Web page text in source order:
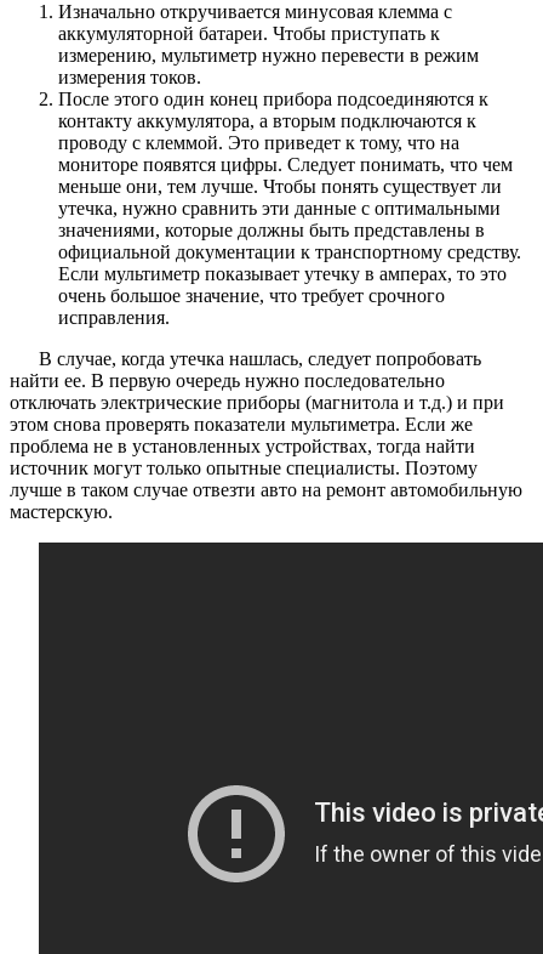
Изначально откручивается минусовая клемма с
аккумуляторной батареи. Чтобы приступать к
измерению, мультиметр нужно перевести в режим
измерения токов.
После этого один конец прибора подсоединяются к
контакту аккумулятора, а вторым подключаются к
проводу с клеммой. Это приведет к тому, что на
мониторе появятся цифры. Следует понимать, что чем
меньше они, тем лучше. Чтобы понять существует ли
утечка, нужно сравнить эти данные с оптимальными
значениями, которые должны быть представлены в
официальной документации к транспортному средству.
Если мультиметр показывает утечку в амперах, то это
очень большое значение, что требует срочного
исправления.
В случае, когда утечка нашлась, следует попробовать
найти ее. В первую очередь нужно последовательно
отключать электрические приборы (магнитола и т.д.) и при
этом снова проверять показатели мультиметра. Если же
проблема не в установленных устройствах, тогда найти
источник могут только опытные специалисты. Поэтому
лучше в таком случае отвезти авто на ремонт автомобильную
мастерскую.